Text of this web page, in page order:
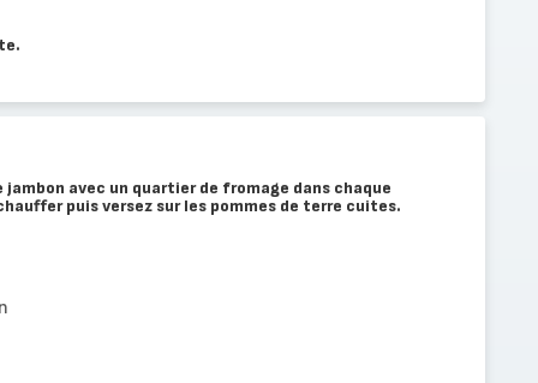
avec un quartier de fromage dans chaque
puis versez sur les pommes de terre cuites.